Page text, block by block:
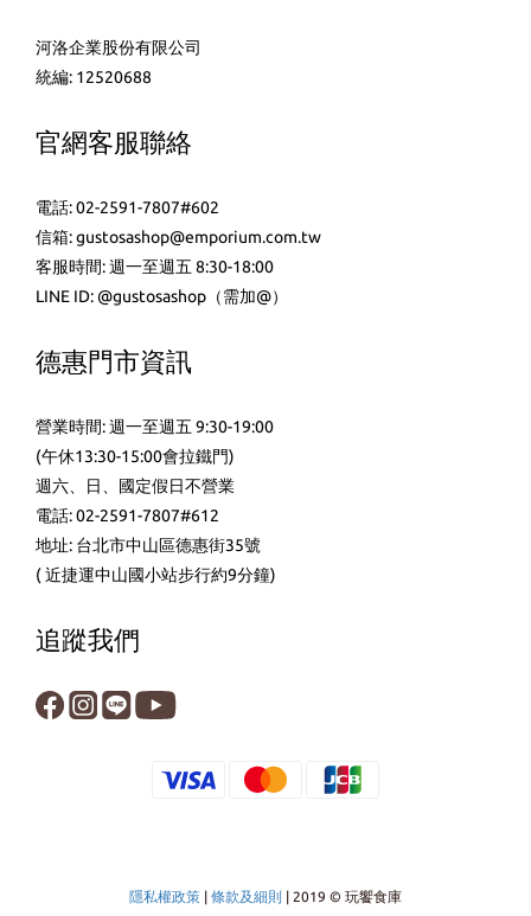
河洛企業股份有限公司
統編: 12520688
官網客服聯絡
電話: 02-2591-7807#602
信箱: gustosashop@emporium.com.tw
客服時間: 週一至週五 8:30-18:00
LINE ID: @gustosashop （需加@）
德惠門市資訊
營業時間: 週一至週五 9:30-19:00
(午休13:30-15:00會拉鐵門)
週六、日、國定假日不營業
電話: 02-2591-7807#612
地址: 台北市中山區德惠街35號
( 近捷運中山國小站步行約9分鐘)
追蹤我們
隱私權政策 | 條款及細則 | 2019 © 玩饗食庫